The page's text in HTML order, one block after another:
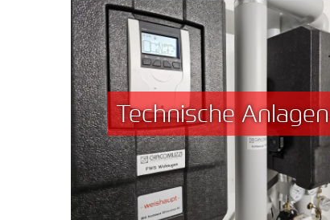
Technische Anlagen